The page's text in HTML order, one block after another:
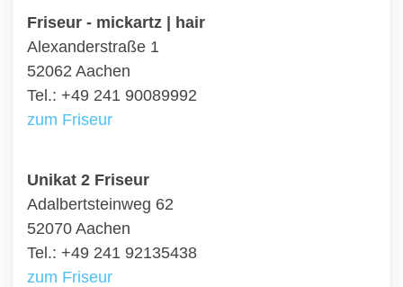
Friseur - mickartz | hair
Alexanderstraße 1
52062 Aachen
Tel.: +49 241 90089992
zum Friseur
Unikat 2 Friseur
Adalbertsteinweg 62
52070 Aachen
Tel.: +49 241 92135438
zum Friseur